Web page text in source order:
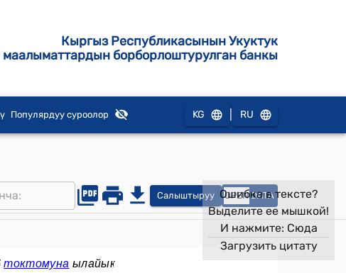
Кыргыз Республикасынын Укуктук
маалыматтардын борборлоштурулган банкы
Популярдуу суроолор KG RU
Салыштыруу OPEN DATA
Ошибка в тексте?
Выделите ее мышкой!
И нажмите: Сюда
Загрузить цитату